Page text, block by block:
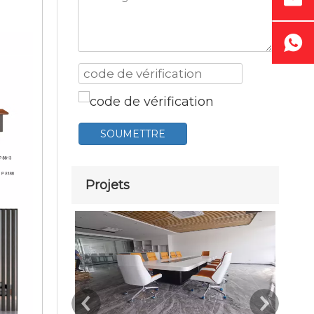
SOUMETTRE
Projets